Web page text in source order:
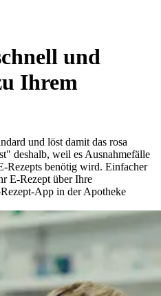
und
Ihrem
und löst damit das rosa
deshalb, weil es Ausnahmefälle
Rezepts benötig wird. Einfacher
E-Rezept über Ihre
App in der Apotheke